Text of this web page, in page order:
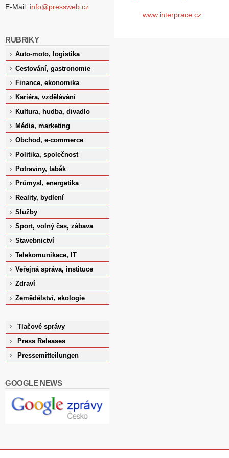
E-Mail: info@pressweb.cz
RUBRIKY
Auto-moto, logistika
Cestování, gastronomie
Finance, ekonomika
Kariéra, vzdělávání
Kultura, hudba, divadlo
Média, marketing
Obchod, e-commerce
Politika, společnost
Potraviny, tabák
Průmysl, energetika
Reality, bydlení
Služby
Sport, volný čas, zábava
Stavebnictví
Telekomunikace, IT
Veřejná správa, instituce
Zdraví
Zemědělství, ekologie
Tlačové správy
Press Releases
Pressemitteilungen
GOOGLE NEWS
www.interprace.cz